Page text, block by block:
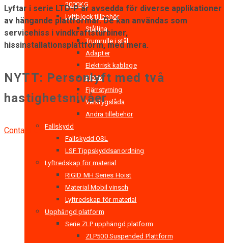
2000KG
Lyftblock tillbehör
Stållina
Trumrulle i stål
Adapter
Elektrisk kablage
Block
Fjärrstyrning
Verktygslåda
Andra tillebehör
Fallskydd
Fallskydd OSL
LSF Tippskyddsanordning
Lyftredskap för material
RIGID MH Series Hoist
Material Mobil vinsch
Lyftredskap för material
Upphängd platform
Serie ZLP upphängd platform
ZLP500 Suspended Plattform
Lyftar i serie LTD-P är avsedda för diverse applikationer
av hängande plattformar. De kan användas som
servicehiss i vindkraftsturbiner,
hissinstallationsplattform, med mera.
NYTT: Personlyft med två
hastighetsnivåer
Contact Us